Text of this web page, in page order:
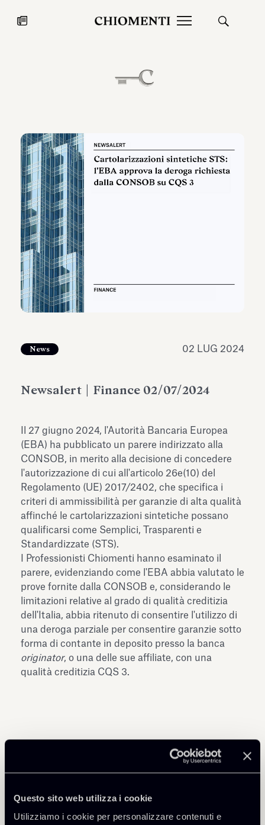
Questo sito web utilizza i cookie
Utilizziamo i cookie per personalizzare contenuti e
27 LUG 2026
Fondazione Torlonia inaugura la
mostra Marmora Romana
ampliando gli spazi espositivi
dell’Antiquarium di Villa Albani
Torlonia
Leggi tutto
News 02 LUG 2024
Newsalert | Finance 02/07/2024
Il 27 giugno 2024, l'Autorità Bancaria Europea
(EBA) ha pubblicato un parere indirizzato alla
CONSOB, in merito alla decisione di concedere
l'autorizzazione di cui all'articolo 26e(10) del
Regolamento (UE) 2017/2402, che specifica i
criteri di ammissibilità per garanzie di alta qualità
affinché le cartolarizzazioni sintetiche possano
qualificarsi come Semplici, Trasparenti e
Standardizzate (STS).
I Professionisti Chiomenti hanno esaminato il
parere, evidenziando come l'EBA abbia valutato le
prove fornite dalla CONSOB e, considerando le
limitazioni relative al grado di qualità creditizia
dell'Italia, abbia ritenuto di consentire l'utilizzo di
una deroga parziale per consentire garanzie sotto
forma di contante in deposito presso la banca
originator, o una delle sue affiliate, con una
qualità creditizia CQS 3.
Condividi